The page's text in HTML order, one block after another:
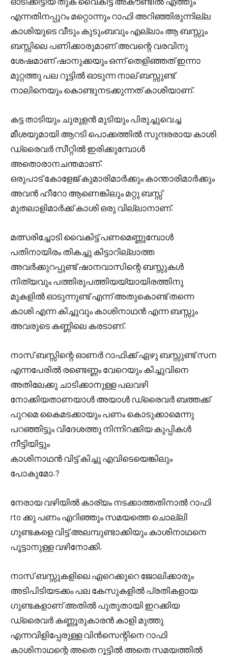
എന്നതിനപ്പുറം മറ്റൊന്നും റാഫി അറിഞ്ഞിരുന്നില്ല
കാശിയുടെ വീടും കുടുംബവും എല്ലാം ആ ബസ്സും
ബസ്സിലെ പണിക്കാരുമാണ് അവന്റെ വരവിനു
ശേഷമാണ് ഷാനുക്കയും ഒന്ന് തെളിഞ്ഞത് ഇന്നാ
മുറ്റത്തു പല റൂട്ടിൽ ഓടുന്ന നാല് ബസ്സുണ്ട്
നാലിനെയും കൊണ്ടുനടക്കുന്നത് കാശിയാണ്.
കട്ട താടിയും ചുരുളൻ മുടിയും പിരുച്ചുവെച്ച
മീശയുമായി ആറടി പൊക്കത്തിൽ സുന്ദരരായ കാശി
ഡ്രൈവർ സീറ്റിൽ ഇരിക്കുമ്പോൾ
അതൊരാനചന്തമാണ്.
ഒരുപാട് കോളേജ് കുമാരിമാർക്കും കാന്താരിമാർക്കും
അവൻ ഹീറോ ആണെങ്കിലും മറ്റു ബസ്സ്‌
മുതലാളിമാർക്ക് കാശി ഒരു വില്ലാനാണ്.
മത്സരിച്ചോടി വൈകിട്ട് പണമെണ്ണുമ്പോൾ
പതിനായിരം തികച്ചു കിട്ടാറില്ലാത്ത
അവർക്കുറപ്പുണ്ട് ഷാനവാസിന്റെ ബസ്സുകൾ
നിത്യവും പത്തിരുപത്തിയയ്യായിരത്തിനു
മുകളിൽ ഓടുന്നുണ്ട് എന്ന് അതുകൊണ്ട് തന്നെ
കാശി എന്ന കിച്ചുവും കാശിനാഥൻ എന്ന ബസ്സും
അവരുടെ കണ്ണിലെ കരടാണ്.
നാസ് ബസ്സിന്റെ ഓണർ റാഫിക്ക് ഏഴു ബസ്സുണ്ട് സന
എന്നപേരിൽ രണ്ടെണ്ണം വേറെയും കിച്ചുവിനെ
അതിലേക്കു ചാടിക്കാനുള്ള പലവഴി
നോക്കിയതാണയാൾ അയാൾ ഡ്രൈവർ ബത്തക്ക്
പുറമെ കൈമടക്കായും പണം കൊടുക്കാമെന്നു
പറഞ്ഞിട്ടും വിദേശത്തു നിന്നിറക്കിയ കുപ്പികൾ
നീട്ടിയിട്ടും
കാശിനാഥൻ വിട്ട് കിച്ചു എവിടെയെങ്കിലും
പോകുമോ.?
നേരായ വഴിയിൽ കാര്യം നടക്കാത്തതിനാൽ റാഫി
rto ക്കു പണം എറിഞ്ഞും സമയത്തെ ചൊല്ലി
ഗുണ്ടകളെ വിട്ട് അലമ്പുണ്ടാക്കിയും കാശിനാഥനെ
പൂട്ടാനുള്ള വഴിനോക്കി.
നാസ് ബസ്സുകളിലെ ഏറെക്കുറെ ജോലിക്കാരും
അടിപിടിയടക്കം പല കേസുകളിൽ പ്രതികളായ
ഗുണ്ടകളാണ് അതിൽ പുതുതായി ഇറക്കിയ
ഡ്രൈവർ കണ്ണൂരുകാരൻ കാളി മുത്തു
എന്നവിളിപ്പേരുള്ള വിൻസെന്റിനെ റാഫി
കാശിനാഥന്റെ അതെ റൂട്ടിൽ അതെ സമയത്തിൽ